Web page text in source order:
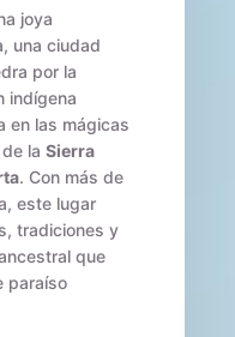
joya
una ciudad
por la
indígena
en las mágicas
la Sierra
. Con más de
este lugar
tradiciones y
que
paraíso